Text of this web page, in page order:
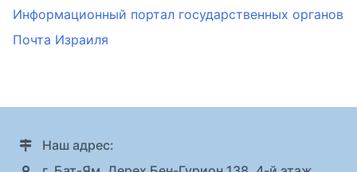
Информационный портал государственных органов
Почта Израиля
Наш адрес: